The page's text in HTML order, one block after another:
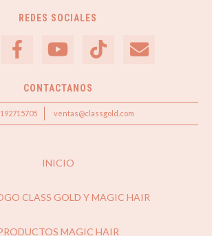
REDES SOCIALES
CONTACTANOS
ventas@classgold.com
INICIO
CLASS GOLD Y MAGIC HAIR
MAGIC HAIR